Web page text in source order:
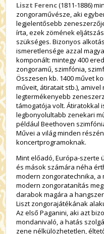
Liszt Ferenc(1811-1886)
zongoraművésze, aki
legjelentősebb
írta, ezek zömének
szükséges. Bizonyos
ismeretlensége azzal
komponált: mintegy 400
zongoramű, szimfónia,
Összesen kb. 1400 művet
műveit, átiratait stb.),
legtermékenyebb
támogatója volt. Átiratokkal
legbonyolultabb zenekari
például Beethoven
Művei a világ minden
koncertprogramoknak.
Mint előadó, Európa-szerte
és mások számára néha
modern zongoratechnika,
modern zongoratanítás
darabok magára a
Liszt zongorajátékának
Az első Paganini, aki azt
mondanivaló, a hatás
zene nélkülözhetetlen,